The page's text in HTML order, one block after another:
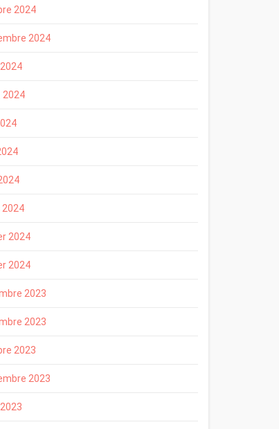
2024
2024
2024
2024
2024
2023
2023
2023
2023